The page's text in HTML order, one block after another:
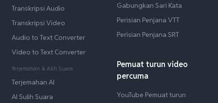
Transkripsi Audio
Transkripsi Video
Audio to Text Converter
Video to Text Converter
Terjemahan & Alih Suara
Terjemahan AI
AI Sulih Suara
Gabungkan Sari Kata
Perisian Penjana VTT
Perisian Penjana SRT
Pemuat turun video
percuma
YouTube Pemuat turun